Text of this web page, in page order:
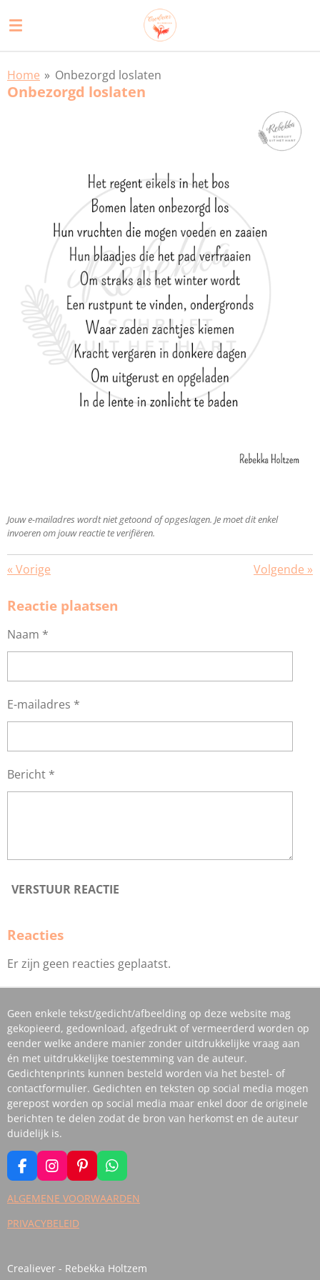
direct
hoofdinhoud
Home » Onbezorgd loslaten
Onbezorgd loslaten
Jouw e-mailadres wordt niet getoond of opgeslagen. Je moet dit enkel
invoeren om jouw reactie te verifiëren.
« Vorige Volgende »
Reactie plaatsen
Naam *
E-mailadres *
Bericht *
VERSTUUR REACTIE
Reacties
Er zijn geen reacties geplaatst.
Geen enkele tekst/gedicht/afbeelding op deze website mag
gekopieerd, gedownload, afgedrukt of vermeerderd worden op
eender welke andere manier zonder uitdrukkelijke vraag aan
én met uitdrukkelijke toestemming van de auteur.
Gedichtenprints kunnen besteld worden via het bestel- of
contactformulier. Gedichten en teksten op social media mogen
gerepost worden op social media maar enkel door de originele
berichten te delen zodat de bron van herkomst en de auteur
duidelijk is.
F
A
C
B
K
I
N
S
A
A
P
I
N
S
W
H
A
P
ALGEMENE VOORWAARDEN
PRIVACYBELEID
Crealiever - Rebekka Holtzem